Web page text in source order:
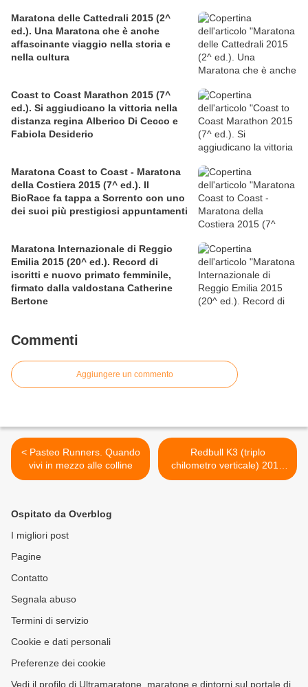
Maratona delle Cattedrali 2015 (2^
ed.). Una Maratona che è anche
affascinante viaggio nella storia e
nella cultura
Coast to Coast Marathon 2015 (7^
ed.). Si aggiudicano la vittoria nella
distanza regina Alberico Di Cecco e
Fabiola Desiderio
Maratona Coast to Coast - Maratona
della Costiera 2015 (7^ ed.). Il
BioRace fa tappa a Sorrento con uno
dei suoi più prestigiosi appuntamenti
Maratona Internazionale di Reggio
Emilia 2015 (20^ ed.). Record di
iscritti e nuovo primato femminile,
firmato dalla valdostana Catherine
Bertone
Commenti
Aggiungere un commento
< Pasteo Runners. Quando
vivi in mezzo alle colline
Redbull K3 (triplo
chilometro verticale) 2015
(2^ ed.). Ritorna l'evento
Ospitato da Overblog
I migliori post
Pagine
Contatto
Segnala abuso
Termini di servizio
Cookie e dati personali
Preferenze dei cookie
Vedi il profilo di Ultramaratone, maratone e dintorni sul portale di